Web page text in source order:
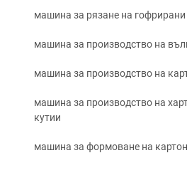
машина за рязане на гофрирани
машина за производство на
машина за производство на
машина за производство на
кутии
машина за формоване на